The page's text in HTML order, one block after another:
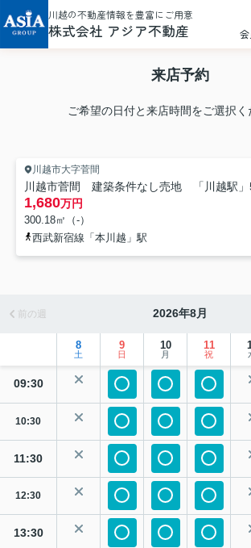
川越の不動産情報を豊富にご用意
株式会社 アジア不動産
来店予約
ご希望の日付と来店時間をご選択く
川越市大字菅間
1,680万円
300.18㎡（-）
西武新宿線「本川越」駅
前の週 2026年8月
8
土
9
日
10
月
11
祝
09:30
10:30
11:30
12:30
13:30